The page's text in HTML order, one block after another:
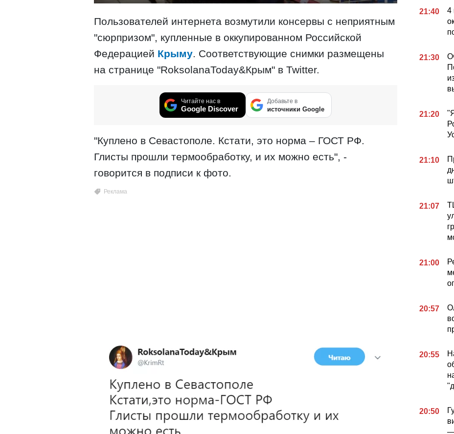
Пользователей интернета возмутили консервы с неприятным
"сюрпризом", купленные в оккупированном Российской
Федерацией Крыму. Соответствующие снимки размещены
на странице "RoksolanaToday&Крым" в Twitter.
Читайте нас в
Google Discover
Добавьте в
источники Google
Глисты прошли термообработку, и их можно есть", -
говорится в подписи к фото.
21:40
4
21:30
21:20
21:10
21:07
21:00
20:57
20:55
20:50
—